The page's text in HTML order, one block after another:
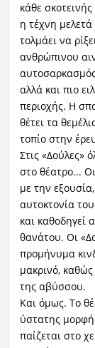
κάθε
η τέχνη
τολμάει να
ανθρώπινου
αλλά και πιο
περιοχής. Η
θέτει τα
τοπίο στην
Στις «Δούλες»
στο θέατρο...
με την
αυτοκτονία
και καθοδηγεί
θανάτου. Οι
προμήνυμα
μακρινό,
της αβύσσου.
Και όμως. Το
ύστατης
παίζεται στο